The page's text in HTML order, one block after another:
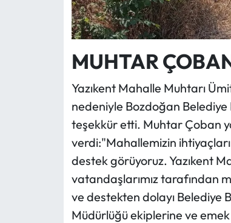
MUHTAR
Yazıkent Mahalle Muhtarı
nedeniyle Bozdoğan
teşekkür etti. Muhtar Çoban
verdi:"Mahallemizin
destek görüyoruz. Yazıkent
vatandaşlarımız tarafından
ve destekten dolayı Belediye
Müdürlüğü ekiplerine ve